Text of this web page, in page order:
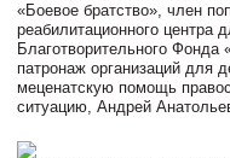
«Боевое братство», член
реабилитационного центра
Благотворительного Фонда
патронаж организаций для
меценатскую помощь
ситуацию, Андрей